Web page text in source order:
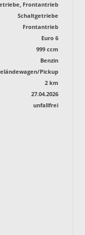
Frontantrieb
Schaltgetriebe
Frontantrieb
Euro 6
999 ccm
Benzin
Pickup
2 km
27.04.2026
unfallfrei